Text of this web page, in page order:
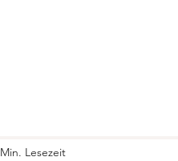
Lesezeit